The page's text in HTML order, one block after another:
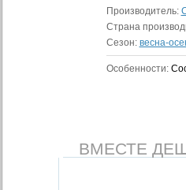
Производитель:
Страна
Сезон: весна-
Особенности:
ВМЕСТЕ